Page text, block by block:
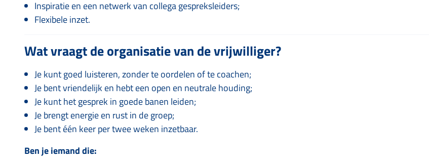
Inspiratie en een netwerk van collega gespreksleiders;
Flexibele inzet.
Wat vraagt de organisatie van de vrijwilliger?
Je kunt goed luisteren, zonder te oordelen of te coachen;
Je bent vriendelijk en hebt een open en neutrale houding;
Je kunt het gesprek in goede banen leiden;
Je brengt energie en rust in de groep;
Je bent één keer per twee weken inzetbaar.
Ben je iemand die: